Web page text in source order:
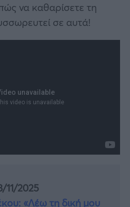
να καθαρίσετε τη
σε αυτά!
11/2025
«Λέω τη δική μου